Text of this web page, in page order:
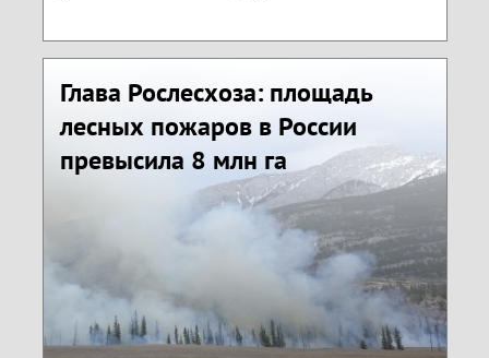
Глава Рослесхоза: площадь
лесных пожаров в России
превысила 8 млн га